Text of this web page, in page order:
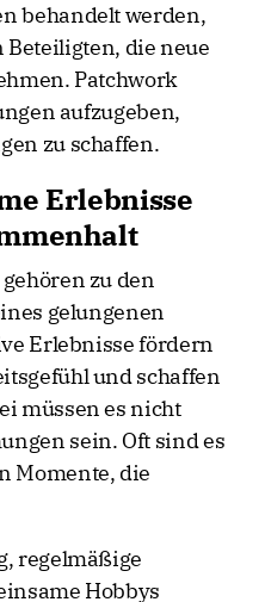
behandelt werden,
Beteiligten, die neue
Patchwork
aufzugeben,
zu schaffen.
Erlebnisse
zu den
gelungenen
Erlebnisse fördern
und schaffen
müssen es nicht
sein. Oft sind es
Momente, die
regelmäßige
Hobbys